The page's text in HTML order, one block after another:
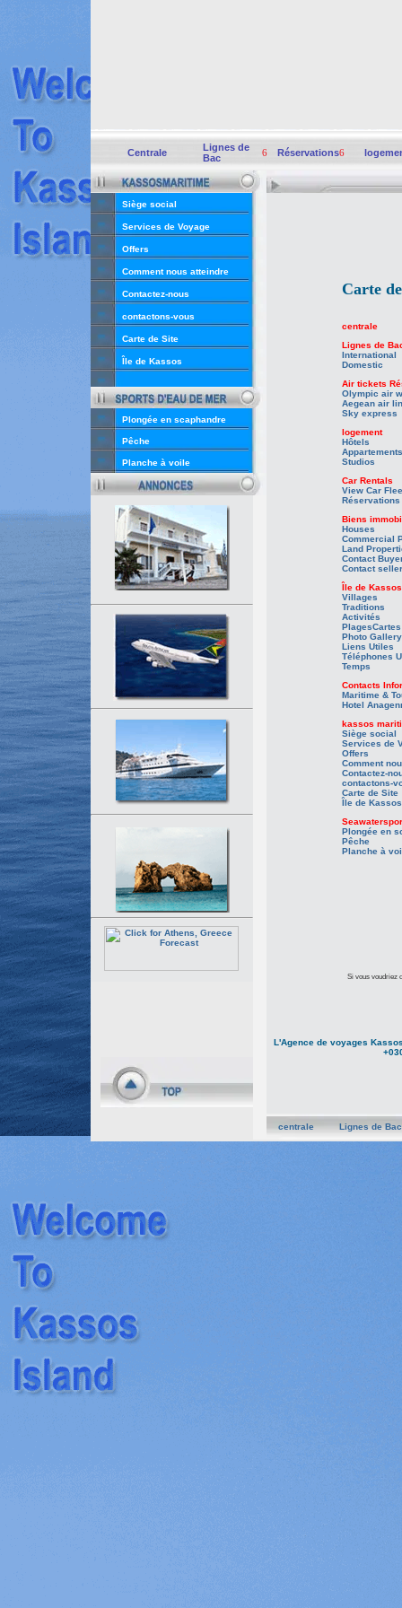
Centrale
Lignes de
Bac
6 Réservations6
Siège social
Carte
centrale
Lignes de
International
Domestic
Air tickets
Olympic air
Aegean air
Sky express
logement
Hôtels
Appartements
Studios
Car Rentals
View Car
Réservations
Biens
Houses
Commercial
Land
Contact
Contact
Île de
Villages
Traditions
Activités
PlagesCartes
Photo Gallery
Liens Utiles
Téléphones
Temps
Contacts
Maritime &
Hotel
kassos
Siège social
Services de
Offers
Comment
Contactez-
contactons-
Carte de Site
Île de Kassos
Plongée en
Pêche
Planche à
Si vous voudriez
L'Agence de voyages
Services de Voyage
Offers
Comment nous atteindre
Contactez-nous
contactons-vous
Carte de Site
Île de Kassos
Plongée en scaphandre
Pêche
Planche à voile
centrale Lignes de Bac